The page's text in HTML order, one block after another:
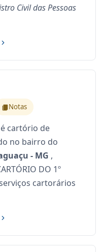
Civil das Pessoas
Notas
é cartório de
no bairro do
- MG ,
DO 1º
serviços cartorários